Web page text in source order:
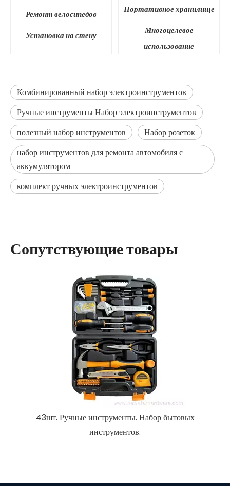
Ремонт велосипедов
Установка на стену
Портативное хранилище
Многоцелевое
использование
Комбинированный набор электроинструментов
Ручные инструменты Набор электроинструментов
полезный набор инструментов
Набор розеток
набор инструментов для ремонта автомобиля с
аккумулятором
комплект ручных электроинструментов
Сопутствующие товары
54 шт. профессиональный набор инструментов, набор
ручных инструментов для продвижения